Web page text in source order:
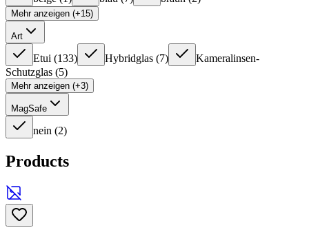
Mehr anzeigen (+15)
Art
Etui (133) Hybridglas (7)
Kameralinsen-
Schutzglas (5)
Mehr anzeigen (+3)
MagSafe
nein (2)
Products